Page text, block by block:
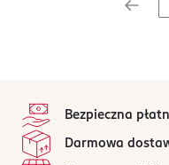
Bezpieczna
Darmowa